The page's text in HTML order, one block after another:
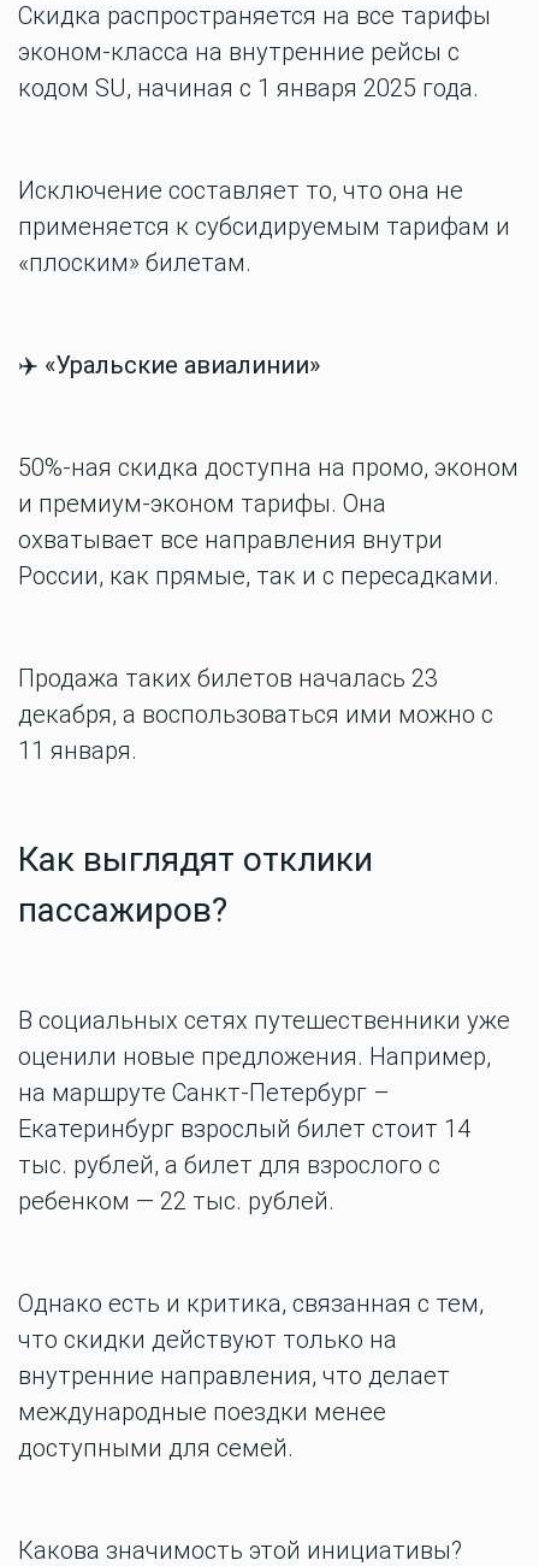
Скидка распространяется на все тарифы
эконом-класса на внутренние рейсы с
кодом SU, начиная с 1 января 2025 года.
Исключение составляет то, что она не
применяется к субсидируемым тарифам и
«плоским» билетам.
✈️ «Уральские авиалинии»
50%-ная скидка доступна на промо, эконом
и премиум-эконом тарифы. Она
охватывает все направления внутри
России, как прямые, так и с пересадками.
Продажа таких билетов началась 23
декабря, а воспользоваться ими можно с
11 января.
Как выглядят отклики
пассажиров?
В социальных сетях путешественники уже
оценили новые предложения. Например,
на маршруте Санкт-Петербург –
Екатеринбург взрослый билет стоит 14
тыс. рублей, а билет для взрослого с
ребенком — 22 тыс. рублей.
Однако есть и критика, связанная с тем,
что скидки действуют только на
внутренние направления, что делает
международные поездки менее
доступными для семей.
Какова значимость этой инициативы?